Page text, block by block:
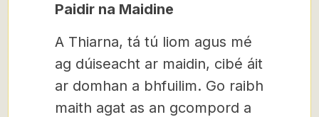
Paidir na Maidine
A Thiarna, tá tú liom agus mé
ag dúiseacht ar maidin, cibé áit
ar domhan a bhfuilim. Go raibh
maith agat as an gcompord a